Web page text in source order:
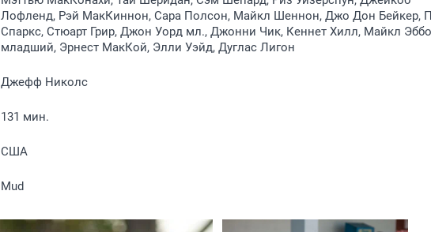
Лофленд, Рэй МакКиннон, Сара Полсон, Майкл Шеннон, Джо Дон Бейкер,
Спаркс, Стюарт Грир, Джон Уорд мл., Джонни Чик, Кеннет Хилл, Майкл
младший, Эрнест МакКой, Элли Уэйд, Дуглас Лигон
Джефф Николс
131 мин.
США
Mud